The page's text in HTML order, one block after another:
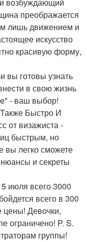
возбуждающий
преображается
лишь движением и
искусство
красивую форму,
вы готовы узнать
в свою жизнь
- ваш выбор!
Быстро И
от визажиста -
быстрым, но
вы легко сможете
и секреты
июля всего 3000
всего в 300
цены! Девочки,
ограничено! P. S.
группы!